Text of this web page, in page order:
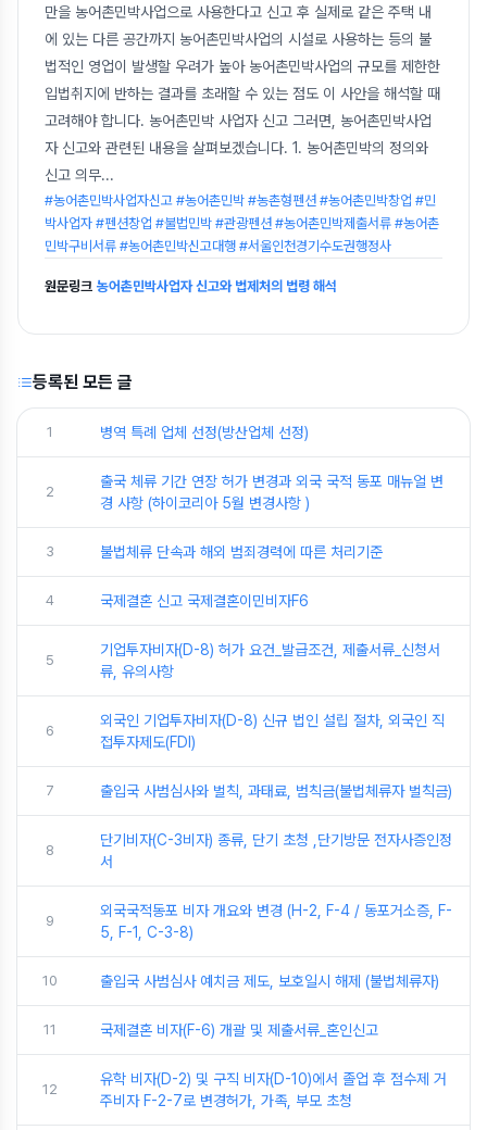
만을 농어촌민박사업으로 사용한다고 신고 후 실제로 같은 주택 내
에 있는 다른 공간까지 농어촌민박사업의 시설로 사용하는 등의 불
법적인 영업이 발생할 우려가 높아 농어촌민박사업의 규모를 제한한
입법취지에 반하는 결과를 초래할 수 있는 점도 이 사안을 해석할 때
고려해야 합니다. 농어촌민박 사업자 신고 그러면, 농어촌민박사업
자 신고와 관련된 내용을 살펴보겠습니다. 1. 농어촌민박의 정의와
신고 의무...
#농어촌민박사업자신고 #농어촌민박 #농촌형펜션 #농어촌민박창업 #민
박사업자 #펜션창업 #불법민박 #관광펜션 #농어촌민박제출서류 #농어촌
민박구비서류 #농어촌민박신고대행 #서울인천경기수도권행정사
원문링크 농어촌민박사업자 신고와 법제처의 법령 해석
등록된 모든 글
1 병역 특례 업체 선정(방산업체 선정)
2
출국 체류 기간 연장 허가 변경과 외국 국적 동포 매뉴얼 변
경 사항 (하이코리아 5월 변경사항 )
3 불법체류 단속과 해외 범죄경력에 따른 처리기준
4 국제결혼 신고 국제결혼이민비자F6
5
기업투자비자(D-8) 허가 요건_발급조건, 제출서류_신청서
류, 유의사항
6
외국인 기업투자비자(D-8) 신규 법인 설립 절차, 외국인 직
접투자제도(FDI)
7 출입국 사범심사와 벌칙, 과태료, 범칙금(불법체류자 벌칙금)
8
단기비자(C-3비자) 종류, 단기 초청 ,단기방문 전자사증인정
서
9
외국국적동포 비자 개요와 변경 (H-2, F-4 / 동포거소증, F-
5, F-1, C-3-8)
10 출입국 사범심사 예치금 제도, 보호일시 해제 (불법체류자)
11 국제결혼 비자(F-6) 개괄 및 제출서류_혼인신고
12
유학 비자(D-2) 및 구직 비자(D-10)에서 졸업 후 점수제 거
주비자 F-2-7로 변경허가, 가족, 부모 초청